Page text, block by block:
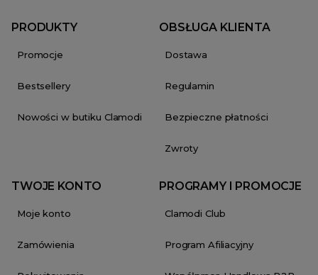
PRODUKTY
Promocje
Bestsellery
Nowości w butiku Clamodi
OBSŁUGA KLIENTA
Dostawa
Regulamin
Bezpieczne płatności
Zwroty
TWOJE KONTO
Moje konto
Zamówienia
PROGRAMY I PROMOCJE
Clamodi Club
Program Afiliacyjny